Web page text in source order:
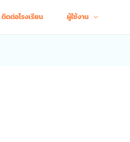
ติดต่อโรงเรียน ผู้ใช้งาน